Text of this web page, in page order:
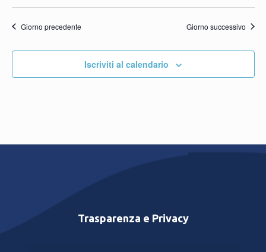
Giorno precedente Giorno successivo
Iscriviti al calendario
Trasparenza e Privacy